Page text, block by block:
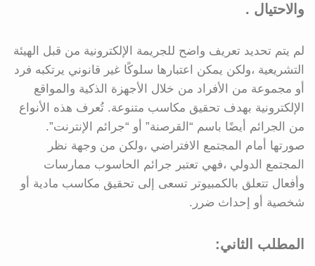
والاحتيال .
لم يتم تحديد تعريف واضح للجريمة الإلكترونية من قبل الهيئة
التشريعية ،ولكن يمكن اعتبارها سلوكًا غير قانوني يرتكبه فرد
أو مجموعة من الأفراد من خلال الأجهزة الذكية والمواقع
الإلكترونية بهدف تحقيق مكاسب متنوعة. تُعرف هذه الأنواع
من الجرائم أيضًا باسم “القرصنة” أو “جرائم الإنترنت”.
صورتها أمام المجتمع الافتراضي ،ولكن من وجهة نظر
المجتمع الدولي ،فهي تعتبر جرائم الحاسوب ممارسات
وأفعال تتعلق بالكمبيوتر تسعى إلى تحقيق مكاسب مادية أو
شخصية أو إحداث ضرر.
المطلب الثاني: